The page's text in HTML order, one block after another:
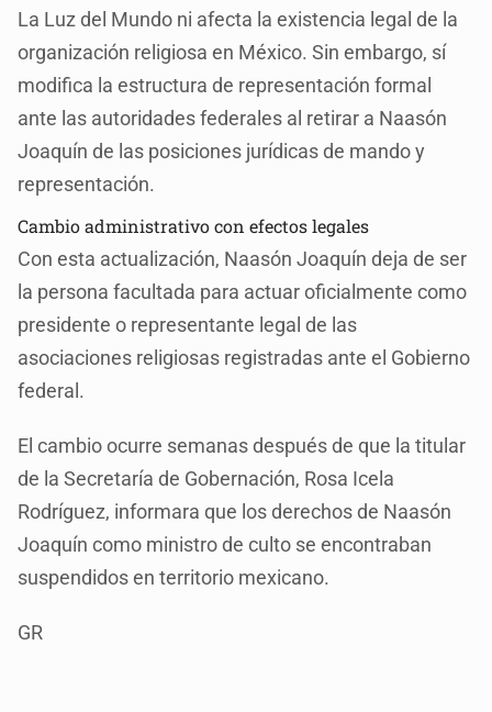
La Luz del Mundo ni afecta la existencia legal de la
organización religiosa en México. Sin embargo, sí
modifica la estructura de representación formal
ante las autoridades federales al retirar a Naasón
Joaquín de las posiciones jurídicas de mando y
representación.
Cambio administrativo con efectos legales
Con esta actualización, Naasón Joaquín deja de ser
la persona facultada para actuar oficialmente como
presidente o representante legal de las
asociaciones religiosas registradas ante el Gobierno
federal.
El cambio ocurre semanas después de que la titular
de la Secretaría de Gobernación, Rosa Icela
Rodríguez, informara que los derechos de Naasón
Joaquín como ministro de culto se encontraban
suspendidos en territorio mexicano.
GR